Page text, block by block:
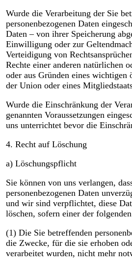
Wurde die Verarbeitung der Sie
personenbezogenen Daten
Daten – von ihrer Speicherung
Einwilligung oder zur
Verteidigung von
Rechte einer anderen natürlichen
oder aus Gründen eines wichtigen
der Union oder eines
Wurde die Einschränkung der
genannten Voraussetzungen
uns unterrichtet bevor die
4. Recht auf Löschung
a) Löschungspflicht
Sie können von uns verlangen,
personenbezogenen Daten
und wir sind verpflichtet, diese
löschen, sofern einer der
(1) Die Sie betreffenden
die Zwecke, für die sie erhoben
verarbeitet wurden, nicht mehr